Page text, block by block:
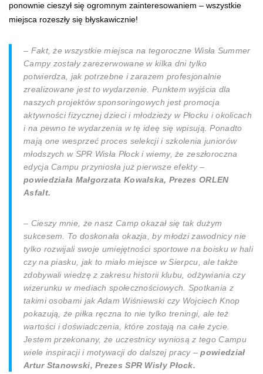
ponownie cieszył się ogromnym zainteresowaniem – wszystkie
miejsca rozeszły się błyskawicznie!
– Fakt, że wszystkie miejsca na tegoroczne Wisła Summer
Campy zostały zarezerwowane w kilka dni tylko
potwierdza, jak potrzebne i zarazem profesjonalnie
zrealizowane jest to wydarzenie. Punktem wyjścia dla
naszych projektów sponsoringowych jest promocja
aktywności fizycznej dzieci i młodzieży w Płocku i okolicach
i na pewno te wydarzenia w tę ideę się wpisują. Ponadto
mają one wesprzeć proces selekcji i szkolenia juniorów
młodszych w SPR Wisła Płock i wiemy, że zeszłoroczna
edycja Campu przyniosła już pierwsze efekty –
powiedziała Małgorzata Kowalska, Prezes ORLEN
Asfalt.
– Cieszy mnie, że nasz Camp okazał się tak dużym
sukcesem. To doskonała okazja, by młodzi zawodnicy nie
tylko rozwijali swoje umiejętności sportowe na boisku w hali
czy na piasku, jak to miało miejsce w Sierpcu, ale także
zdobywali wiedzę z zakresu historii klubu, odżywiania czy
wizerunku w mediach społecznościowych. Spotkania z
takimi osobami jak Adam Wiśniewski czy Wojciech Knop
pokazują, że piłka ręczna to nie tylko treningi, ale też
wartości i doświadczenia, które zostają na całe życie.
Jestem przekonany, że uczestnicy wyniosą z tego Campu
wiele inspiracji i motywacji do dalszej pracy –powiedział
Artur Stanowski, Prezes SPR Wisły Płock.